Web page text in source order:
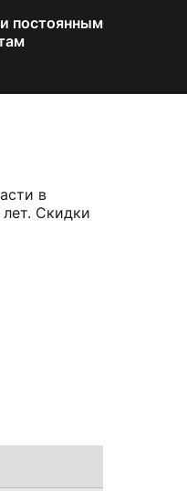
постоянным
в
Скидки